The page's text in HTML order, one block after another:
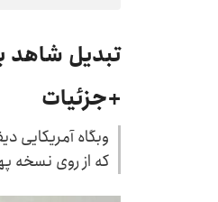
تبدیل شاهد
+جزئیات
وبگاه آمریکایی
که از روی نسخه